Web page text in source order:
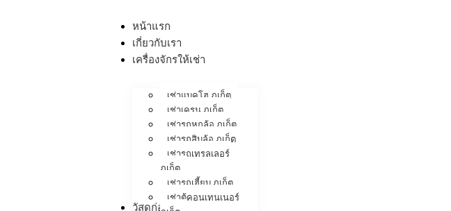
หน้าแรก
เกี่ยวกับเรา
เครื่องจักรให้เช่า
เช่าแบคโฮ ภูเก็ต
เช่าเครน ภูเก็ต
เช่ารถหกล้อ ภูเก็ต
เช่ารถสิบล้อ ภูเก็ต
เช่ารถเทรลเลอร์
ภูเก็ต
เช่ารถเฮี้ยบ ภูเก็ต
เช่าตู้คอนเทนเนอร์
วัสดุก่อสร้าง